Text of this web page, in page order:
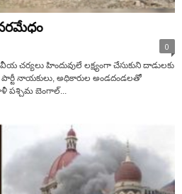
0
హిందువులే ల‌క్ష్యంగా చేసుకుని దాడుల‌కు
పార్టీ నాయ‌కులు, అధికారుల అండ‌దండ‌ల‌తో
పశ్చిమ బెంగాల్...